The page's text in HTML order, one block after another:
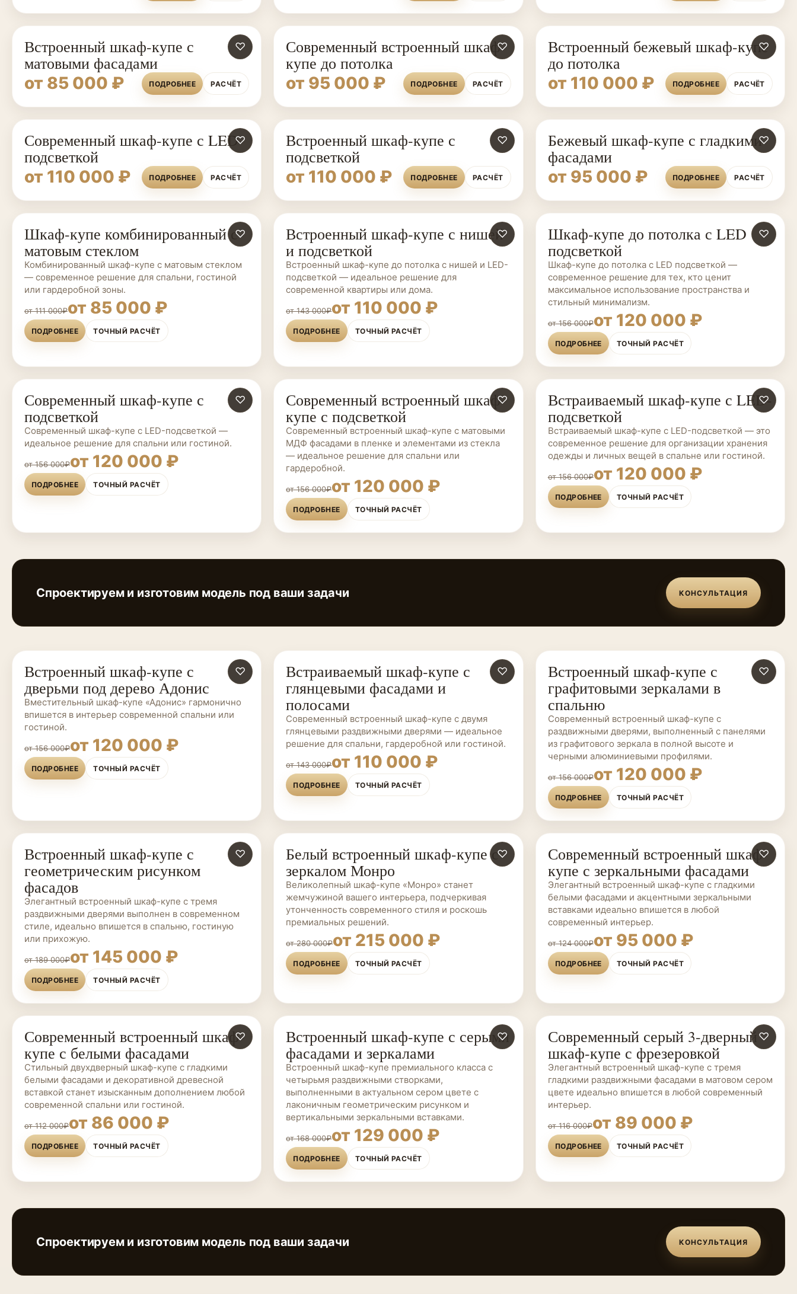
♡
Встроенный шкаф-купе с
матовыми фасадами
от 85 000 ₽
ПОДРОБНЕЕ РАСЧЁТ
♡
Современный встроенный шкаф-
купе до потолка
от 95 000 ₽
ПОДРОБНЕЕ РАСЧЁТ
♡
Встроенный бежевый шкаф-купе
до потолка
от 110 000 ₽
ПОДРОБНЕЕ РАСЧЁТ
♡
Современный шкаф-купе с LED-
подсветкой
от 110 000 ₽
ПОДРОБНЕЕ РАСЧЁТ
♡
Встроенный шкаф-купе с
подсветкой
от 110 000 ₽
ПОДРОБНЕЕ РАСЧЁТ
♡
Бежевый шкаф-купе с гладкими
фасадами
от 95 000 ₽
ПОДРОБНЕЕ РАСЧЁТ
ШКАФЫ-КУПЕ НА ЗАКАЗ ♡
Шкаф-купе комбинированный с
матовым стеклом
Комбинированный шкаф-купе с матовым стеклом
— современное решение для спальни, гостиной
или гардеробной зоны.
от 111 000₽от 85 000 ₽
ПОДРОБНЕЕ ТОЧНЫЙ РАСЧЁТ
ШКАФЫ-КУПЕ НА ЗАКАЗ ♡
Встроенный шкаф-купе с нишей
и подсветкой
Встроенный шкаф-купе до потолка с нишей и LED-
подсветкой — идеальное решение для
современной квартиры или дома.
от 143 000₽от 110 000 ₽
ПОДРОБНЕЕ ТОЧНЫЙ РАСЧЁТ
ШКАФЫ-КУПЕ НА ЗАКАЗ ♡
Шкаф-купе до потолка с LED
подсветкой
Шкаф-купе до потолка с LED подсветкой —
современное решение для тех, кто ценит
максимальное использование пространства и
стильный минимализм.
от 156 000₽от 120 000 ₽
ПОДРОБНЕЕ ТОЧНЫЙ РАСЧЁТ
ШКАФЫ-КУПЕ НА ЗАКАЗ ♡
Современный шкаф-купе с
подсветкой
Современный шкаф-купе с LED-подсветкой —
идеальное решение для спальни или гостиной.
от 156 000₽от 120 000 ₽
ПОДРОБНЕЕ ТОЧНЫЙ РАСЧЁТ
ШКАФЫ-КУПЕ НА ЗАКАЗ ♡
Современный встроенный шкаф-
купе с подсветкой
Современный встроенный шкаф-купе с матовыми
МДФ фасадами в пленке и элементами из стекла
— идеальное решение для спальни или
гардеробной.
от 156 000₽от 120 000 ₽
ПОДРОБНЕЕ ТОЧНЫЙ РАСЧЁТ
ШКАФЫ-КУПЕ НА ЗАКАЗ ♡
Встраиваемый шкаф-купе с LED-
подсветкой
Встраиваемый шкаф-купе с LED-подсветкой — это
современное решение для организации хранения
одежды и личных вещей в спальне или гостиной.
от 156 000₽от 120 000 ₽
ПОДРОБНЕЕ ТОЧНЫЙ РАСЧЁТ
Спроектируем и изготовим модель под ваши задачи КОНСУЛЬТАЦИЯ
ШКАФЫ-КУПЕ НА ЗАКАЗ ♡
Встроенный шкаф-купе с
дверьми под дерево Адонис
Вместительный шкаф-купе «Адонис» гармонично
впишется в интерьер современной спальни или
гостиной.
от 156 000₽от 120 000 ₽
ПОДРОБНЕЕ ТОЧНЫЙ РАСЧЁТ
ШКАФЫ-КУПЕ НА ЗАКАЗ ♡
Встраиваемый шкаф-купе с
глянцевыми фасадами и
полосами
Современный встроенный шкаф-купе с двумя
глянцевыми раздвижными дверями — идеальное
решение для спальни, гардеробной или гостиной.
от 143 000₽от 110 000 ₽
ПОДРОБНЕЕ ТОЧНЫЙ РАСЧЁТ
ШКАФЫ-КУПЕ НА ЗАКАЗ ♡
Встроенный шкаф-купе с
графитовыми зеркалами в
спальню
Современный встроенный шкаф-купе с
раздвижными дверями, выполненный с панелями
из графитового зеркала в полной высоте и
черными алюминиевыми профилями.
от 156 000₽от 120 000 ₽
ПОДРОБНЕЕ ТОЧНЫЙ РАСЧЁТ
ШКАФЫ-КУПЕ НА ЗАКАЗ ♡
Встроенный шкаф-купе с
геометрическим рисунком
фасадов
Элегантный встроенный шкаф-купе с тремя
раздвижными дверями выполнен в современном
стиле, идеально впишется в спальню, гостиную
или прихожую.
от 189 000₽от 145 000 ₽
ПОДРОБНЕЕ ТОЧНЫЙ РАСЧЁТ
ШКАФЫ-КУПЕ НА ЗАКАЗ ♡
Белый встроенный шкаф-купе с
зеркалом Монро
Великолепный шкаф-купе «Монро» станет
жемчужиной вашего интерьера, подчеркивая
утонченность современного стиля и роскошь
премиальных решений.
от 280 000₽от 215 000 ₽
ПОДРОБНЕЕ ТОЧНЫЙ РАСЧЁТ
ШКАФЫ-КУПЕ НА ЗАКАЗ ♡
Современный встроенный шкаф-
купе с зеркальными фасадами
Элегантный встроенный шкаф-купе с гладкими
белыми фасадами и акцентными зеркальными
вставками идеально впишется в любой
современный интерьер.
от 124 000₽от 95 000 ₽
ПОДРОБНЕЕ ТОЧНЫЙ РАСЧЁТ
ШКАФЫ-КУПЕ НА ЗАКАЗ ♡
Современный встроенный шкаф-
купе с белыми фасадами
Стильный двухдверный шкаф-купе с гладкими
белыми фасадами и декоративной древесной
вставкой станет изысканным дополнением любой
современной спальни или гостиной.
от 112 000₽от 86 000 ₽
ПОДРОБНЕЕ ТОЧНЫЙ РАСЧЁТ
ШКАФЫ-КУПЕ НА ЗАКАЗ ♡
Встроенный шкаф-купе с серыми
фасадами и зеркалами
Встроенный шкаф-купе премиального класса с
четырьмя раздвижными створками,
выполненными в актуальном сером цвете с
лаконичным геометрическим рисунком и
вертикальными зеркальными вставками.
от 168 000₽от 129 000 ₽
ПОДРОБНЕЕ ТОЧНЫЙ РАСЧЁТ
ШКАФЫ-КУПЕ НА ЗАКАЗ ♡
Современный серый 3-дверный
шкаф-купе с фрезеровкой
Элегантный встроенный шкаф-купе с тремя
гладкими раздвижными фасадами в матовом сером
цвете идеально впишется в любой современный
интерьер.
от 116 000₽от 89 000 ₽
ПОДРОБНЕЕ ТОЧНЫЙ РАСЧЁТ
Спроектируем и изготовим модель под ваши задачи КОНСУЛЬТАЦИЯ